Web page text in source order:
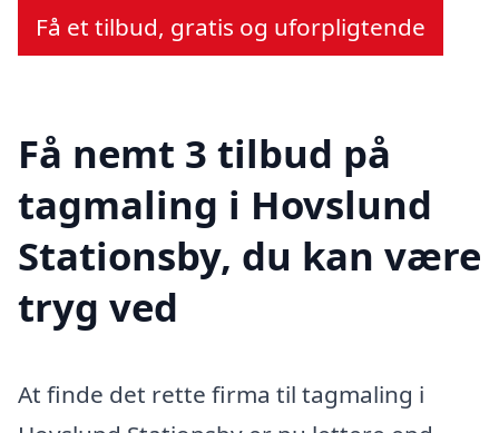
Få et tilbud, gratis og uforpligtende
Få nemt 3 tilbud på
tagmaling i Hovslund
Stationsby, du kan være
tryg ved
At finde det rette firma til tagmaling i